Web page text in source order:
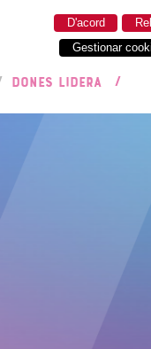
D'acord
Gestionar
DONES LIDERA